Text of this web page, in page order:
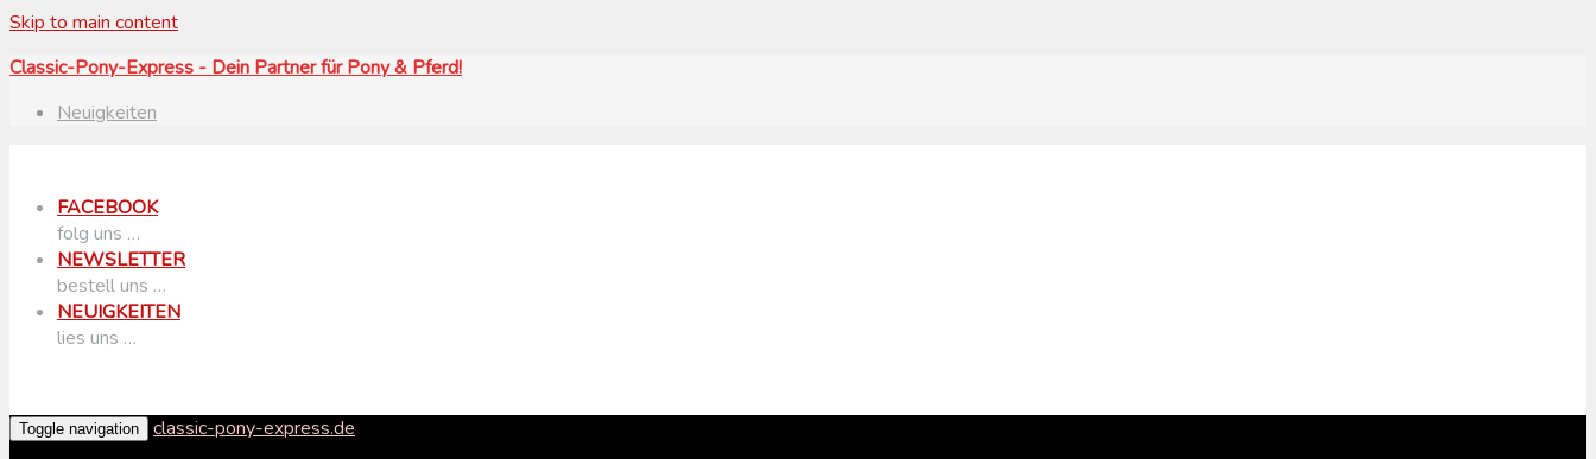
Skip to main content
Classic-Pony-Express - Dein Partner für Pony & Pferd!
Neuigkeiten
FACEBOOK
folg uns …
NEWSLETTER
bestell uns …
NEUIGKEITEN
lies uns …
Toggle navigation
classic-pony-express.de